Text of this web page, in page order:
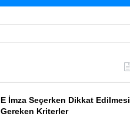
E İmza Seçerken Dikkat Edilmesi
Gereken Kriterler